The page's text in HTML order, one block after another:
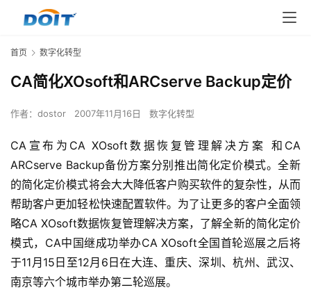
首页 数字化转型
CA简化XOsoft和ARCserve Backup定价
作者： dostor 2007年11月16日 数字化转型
CA宣布为CA XOsoft数据恢复管理解决方案 和CA
ARCserve Backup备份方案分别推出简化定价模式。全新
的简化定价模式将会大大降低客户购买软件的复杂性，从而
帮助客户更加轻松快速配置软件。为了让更多的客户全面领
略CA XOsoft数据恢复管理解决方案，了解全新的简化定价
模式，CA中国继成功举办CA XOsoft全国首轮巡展之后将
于11月15日至12月6日在大连、重庆、深圳、杭州、武汉、
南京等六个城市举办第二轮巡展。